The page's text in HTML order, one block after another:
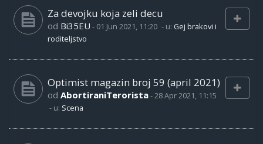
Za devojku koja zeli decu
od Bi35EU - 01 Jun 2021, 11:20 - u: Gej brakovi i
roditeljstvo
Optimist magazin broj 59 (april 2021)
od AbortiraniTerorista-28 Apr 2021, 11:15
- u: Scena